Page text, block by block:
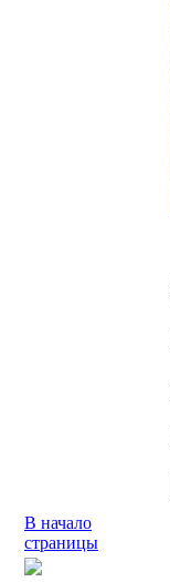
В начало
страницы